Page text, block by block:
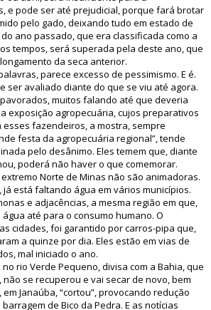
e pode ser até prejudicial, porque fará brotar
pelo gado, deixando tudo em estado de
ano passado, que era classificada como a
tempos, será superada pela deste ano, que
da seca anterior.
parece excesso de pessimismo. E é.
ser avaliado diante do que se viu até agora.
muitos falando até que deveria
exposição agropecuária, cujos preparativos
esses fazendeiros, a mostra, sempre
festa da agropecuária regional”, tende
pelo desânimo. Eles temem que, diante
poderá não haver o que comemorar.
Norte de Minas não são animadoras.
está faltando água em vários municípios.
e adjacências, a mesma região em que,
até para o consumo humano. O
cidades, foi garantido por carros-pipa que,
a quinze por dia. Eles estão em vias de
mal iniciado o ano.
rio Verde Pequeno, divisa com a Bahia, que
se recuperou e vai secar de novo, bem
Janaúba, “cortou”, provocando redução
de Bico da Pedra. E as notícias